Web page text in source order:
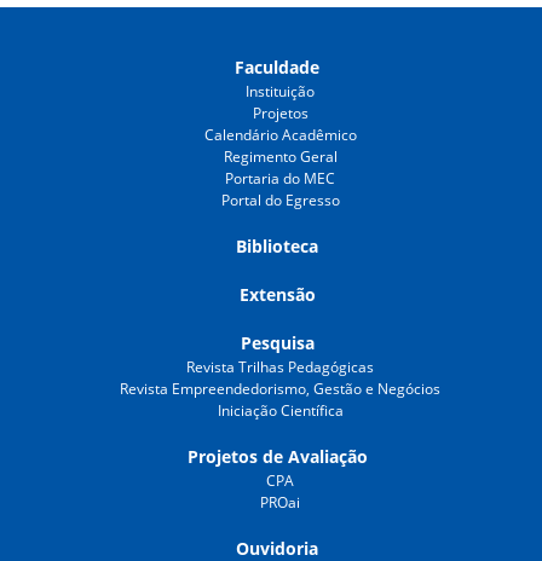
Faculdade
Instituição
Projetos
Calendário Acadêmico
Regimento Geral
Portaria do MEC
Portal do Egresso
Biblioteca
Extensão
Pesquisa
Revista Trilhas Pedagógicas
Revista Empreendedorismo, Gestão e Negócios
Iniciação Científica
Projetos de Avaliação
CPA
PROai
Ouvidoria